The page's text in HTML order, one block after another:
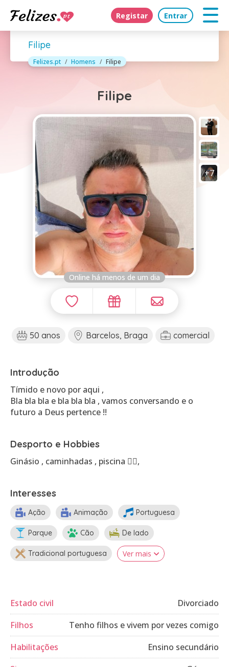
Registar Entrar
Filipe
Felizes.pt Homens Filipe
Filipe
+7
Online há menos de um dia
50 anos Barcelos, Braga comercial
Introdução
Tímido e novo por aqui ,
Bla bla bla e bla bla bla , vamos conversando e o
Desporto e Hobbies
Ginásio , caminhadas , piscina 🏊‍♂️,
Interesses
Ação Animação Portuguesa
Parque Cão De lado
Tradicional portuguesa Ver mais
Estado civil
Divorciado
Filhos
Tenho filhos e vivem por vezes comigo
Habilitações
Ensino secundário